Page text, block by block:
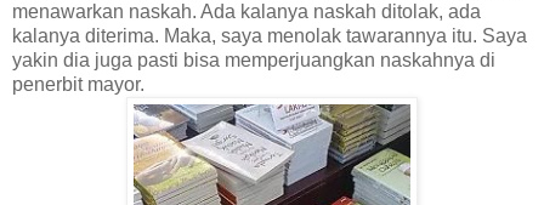
menawarkan naskah. Ada kalanya naskah ditolak, ada
kalanya diterima. Maka, saya menolak tawarannya itu. Saya
yakin dia juga pasti bisa memperjuangkan naskahnya di
penerbit mayor.